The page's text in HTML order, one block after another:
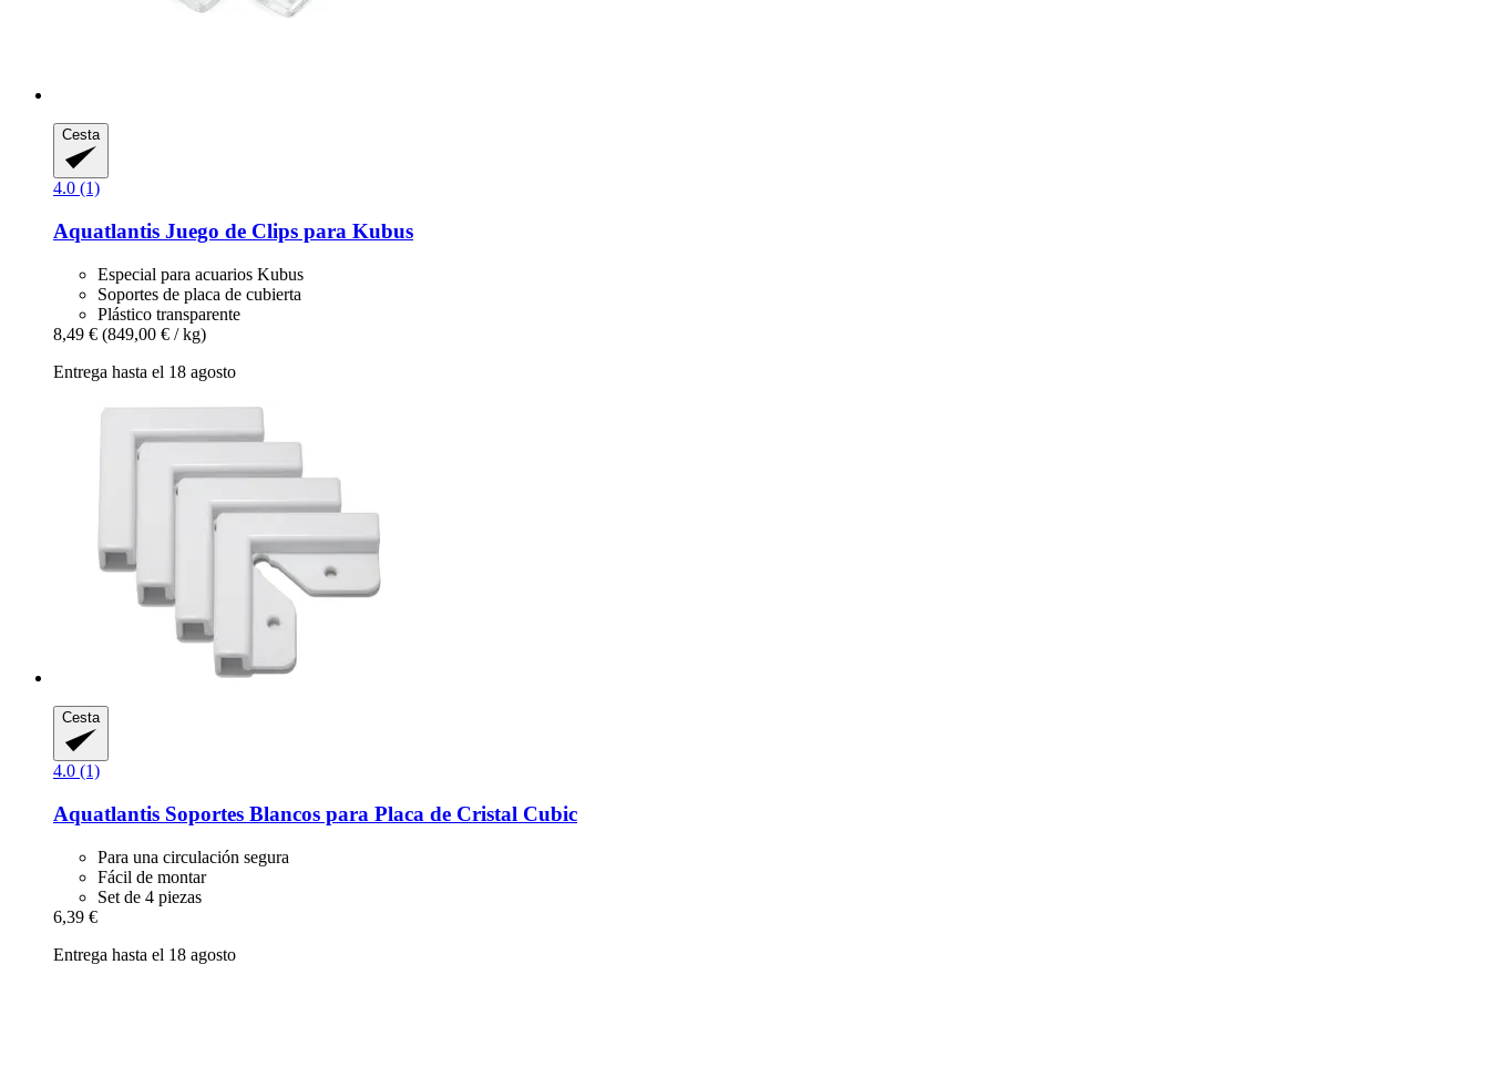
Cesta
4.0 (1)
Aquatlantis Juego de Clips para Kubus
Especial para acuarios Kubus
Soportes de placa de cubierta
Plástico transparente
8,49 € (849,00 € / kg)
Entrega hasta el 18 agosto
Cesta
4.0 (1)
Aquatlantis Soportes Blancos para Placa de Cristal Cubic
Para una circulación segura
Fácil de montar
Set de 4 piezas
6,39 €
Entrega hasta el 18 agosto